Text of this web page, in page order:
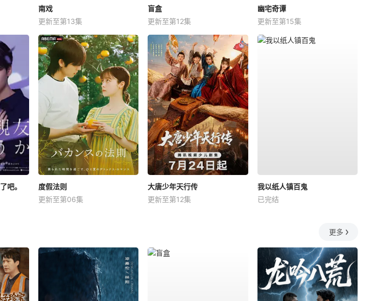
南戏
更新至第13集
盲盒
更新至第12集
幽宅奇谭
更新至第15集
吧。
度假法则
更新至第06集
大唐少年天行传
更新至第12集
我以纸人镇百鬼
已完结
更多